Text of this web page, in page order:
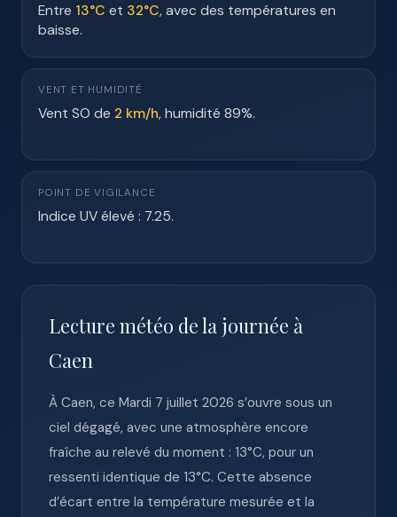
Entre 13°C et 32°C, avec des températures en
baisse.
VENT ET HUMIDITÉ
Vent SO de 2 km/h, humidité 89%.
POINT DE VIGILANCE
Indice UV élevé : 7.25.
Lecture météo de la journée à
Caen
À Caen, ce Mardi 7 juillet 2026 s’ouvre sous un
ciel dégagé, avec une atmosphère encore
fraîche au relevé du moment : 13°C, pour un
ressenti identique de 13°C. Cette absence
d’écart entre la température mesurée et la